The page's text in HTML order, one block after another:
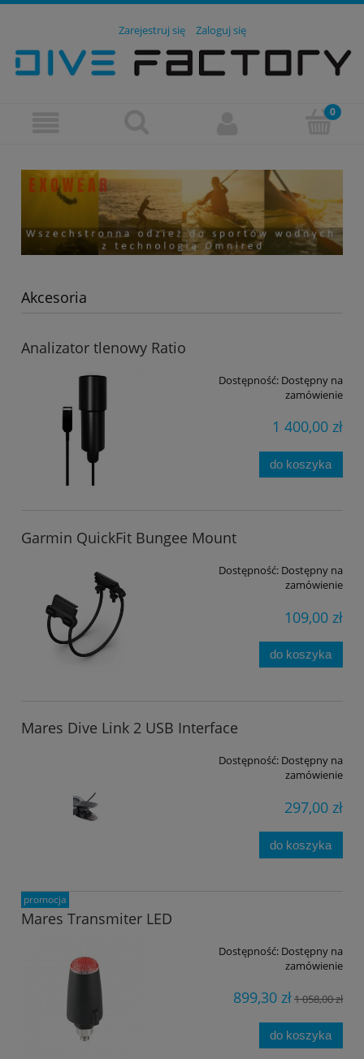
Zarejestruj się Zaloguj się
Akcesoria
Analizator tlenowy Ratio
Dostępność: Dostępny na
zamówienie
1 400,00 zł
do koszyka
Garmin QuickFit Bungee Mount
Dostępność: Dostępny na
zamówienie
109,00 zł
do koszyka
Mares Dive Link 2 USB Interface
Dostępność: Dostępny na
zamówienie
297,00 zł
do koszyka
Mares Transmiter LED
Dostępność: Dostępny na
zamówienie
899,30 zł1 058,00 zł
do koszyka
promocja